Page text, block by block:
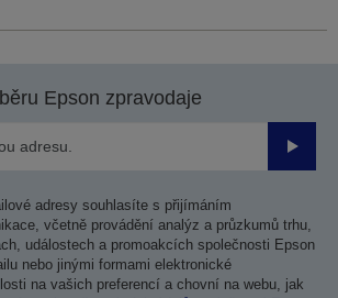
Epson zpravodaje
adresy souhlasíte s přijímáním
včetně provádění analýz a průzkumů trhu,
událostech a promoakcích společnosti Epson
nebo jinými formami elektronické
na vašich preferencí a chovní na webu, jak